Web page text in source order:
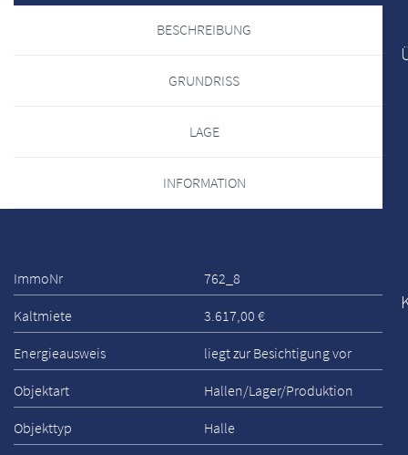
BESCHREIBUNG
GRUNDRISS
LAGE
INFORMATION
ImmoNr 762_8
Kaltmiete 3.617,00 €
Energieausweis liegt zur Besichtigung vor
Objektart Hallen/Lager/Produktion
Objekttyp Halle